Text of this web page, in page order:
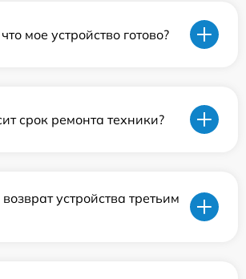
мое устройство готово?
срок ремонта техники?
устройства третьим